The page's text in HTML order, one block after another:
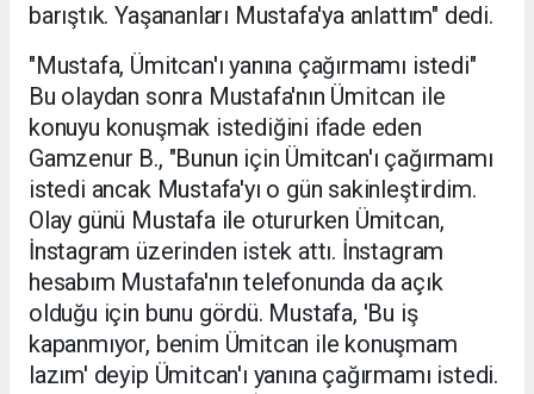
barıştık. Yaşananları Mustafa'ya anlattım" dedi.
"Mustafa, Ümitcan'ı yanına çağırmamı istedi"
Bu olaydan sonra Mustafa'nın Ümitcan ile
konuyu konuşmak istediğini ifade eden
Gamzenur B., "Bunun için Ümitcan'ı çağırmamı
istedi ancak Mustafa'yı o gün sakinleştirdim.
Olay günü Mustafa ile otururken Ümitcan,
İnstagram üzerinden istek attı. İnstagram
hesabım Mustafa'nın telefonunda da açık
olduğu için bunu gördü. Mustafa, 'Bu iş
kapanmıyor, benim Ümitcan ile konuşmam
lazım' deyip Ümitcan'ı yanına çağırmamı istedi.